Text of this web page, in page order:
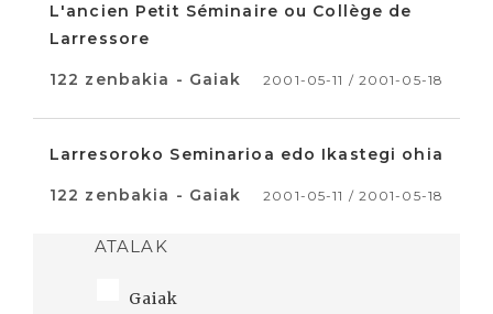
L'ancien Petit Séminaire ou Collège de
Larressore
122 zenbakia - Gaiak 2001-05-11 / 2001-05-18
Larresoroko Seminarioa edo Ikastegi ohia
122 zenbakia - Gaiak 2001-05-11 / 2001-05-18
ATALAK
Gaiak